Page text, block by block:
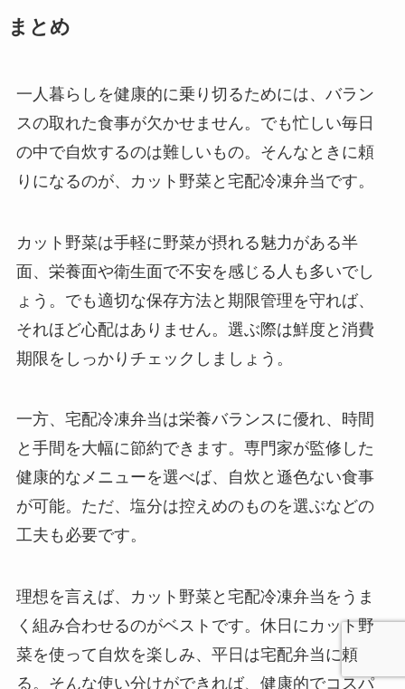
まとめ
一人暮らしを健康的に乗り切るためには、バラン
スの取れた食事が欠かせません。でも忙しい毎日
の中で自炊するのは難しいもの。そんなときに頼
りになるのが、カット野菜と宅配冷凍弁当です。
カット野菜は手軽に野菜が摂れる魅力がある半
面、栄養面や衛生面で不安を感じる人も多いでし
ょう。でも適切な保存方法と期限管理を守れば、
それほど心配はありません。選ぶ際は鮮度と消費
期限をしっかりチェックしましょう。
一方、宅配冷凍弁当は栄養バランスに優れ、時間
と手間を大幅に節約できます。専門家が監修した
健康的なメニューを選べば、自炊と遜色ない食事
が可能。ただ、塩分は控えめのものを選ぶなどの
工夫も必要です。
理想を言えば、カット野菜と宅配冷凍弁当をうま
く組み合わせるのがベストです。休日にカット野
菜を使って自炊を楽しみ、平日は宅配弁当に頼
る。そんな使い分けができれば、健康的でコスパ